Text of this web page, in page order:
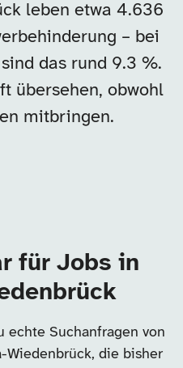
leben etwa 4.636
– bei
das rund 9.3 %.
übersehen, obwohl
mitbringen.
für Jobs in
echte Suchanfragen von
Wiedenbrück, die bisher